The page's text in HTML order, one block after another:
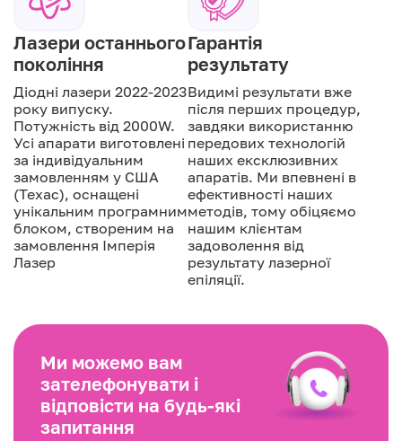
Лазери останнього
покоління
Діодні лазери 2022-2023
року випуску.
Потужність від 2000W.
Усі апарати виготовлені
за індивідуальним
замовленням у США
(Техас), оснащені
унікальним програмним
блоком, створеним на
замовлення Імперія
Лазер
Гарантія
результату
Видимі результати вже
після перших процедур,
завдяки використанню
передових технологій
наших ексклюзивних
апаратів. Ми впевнені в
ефективності наших
методів, тому обіцяємо
нашим клієнтам
задоволення від
результату лазерної
епіляції.
Ми можемо вам
зателефонувати і
відповісти на будь-які
запитання